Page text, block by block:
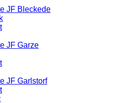
JF Bleckede
JF Garze
JF Garlstorf